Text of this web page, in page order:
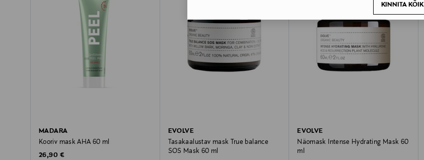
KINNITA KÕIK
MADARA
Kooriv mask AHA 60 ml
Original Price
26,90 €
EVOLVE
Tasakaalustav mask True balance
SOS Mask 60 ml
EVOLVE
Näomask Intense Hydrating Mask 60
ml